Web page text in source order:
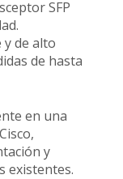
SFP
de alto
de hasta
en una
y
existentes.